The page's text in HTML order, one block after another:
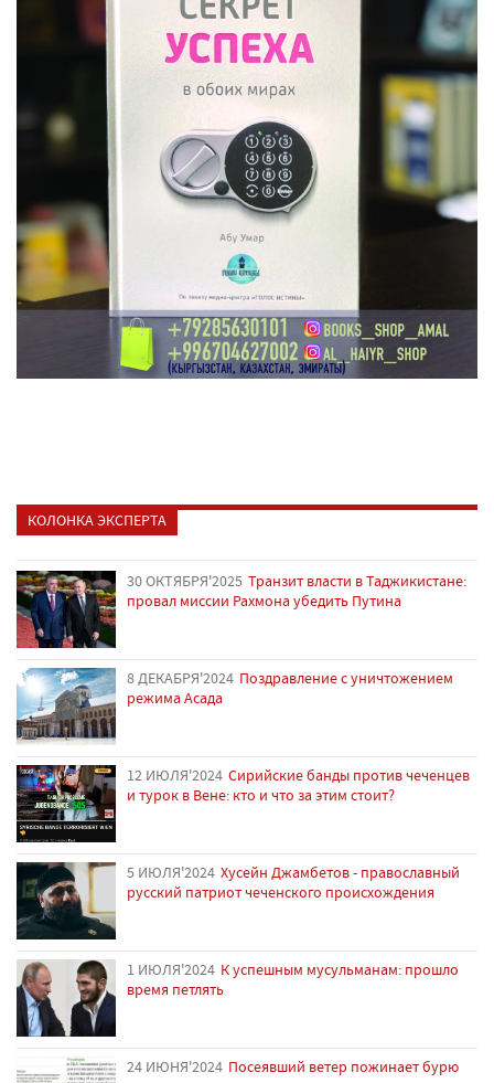
КОЛОНКА ЭКСПЕРТА
30 ОКТЯБРЯ'2025 Транзит власти в Таджикистане:
провал миссии Рахмона убедить Путина
8 ДЕКАБРЯ'2024 Поздравление с уничтожением
режима Асада
12 ИЮЛЯ'2024 Сирийские банды против чеченцев
и турок в Вене: кто и что за этим стоит?
5 ИЮЛЯ'2024 Хусейн Джамбетов - православный
русский патриот чеченского происхождения
1 ИЮЛЯ'2024 К успешным мусульманам: прошло
время петлять
24 ИЮНЯ'2024 Посеявший ветер пожинает бурю